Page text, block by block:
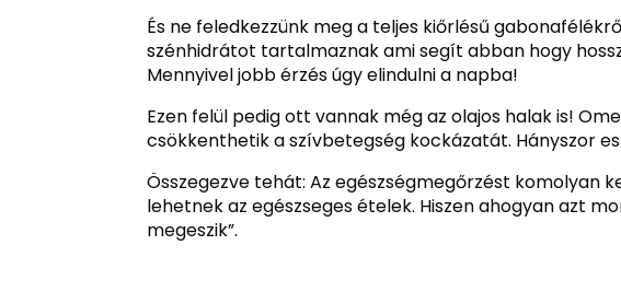
És ne feledkezzünk meg a teljes kiőrlésű
szénhidrátot tartalmaznak ami segít abban hogy
Mennyivel jobb érzés úgy elindulni a napba!
Ezen felül pedig ott vannak még az olajos halak is!
csökkenthetik a szívbetegség kockázatát. Hányszor
Összegezve tehát: Az egészségmegőrzést komolyan
lehetnek az egészseges ételek. Hiszen ahogyan azt
megeszik”.